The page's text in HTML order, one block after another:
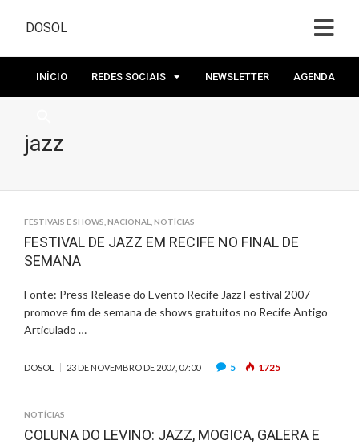
DOSOL
INÍCIO REDES SOCIAIS NEWSLETTER AGENDA
jazz
FESTIVAIS E SHOWS NACIONAL NOTÍCIAS
FESTIVAL DE JAZZ EM RECIFE NO FINAL DE
SEMANA
Fonte: Press Release do Evento Recife Jazz Festival 2007
promove fim de semana de shows gratuitos no Recife Antigo
Articulado …
DOSOL 23 DE NOVEMBRO DE 2007, 07:00 5 1725
NOTÍCIAS
COLUNA DO LEVINO: JAZZ, MOGICA, GALERA E